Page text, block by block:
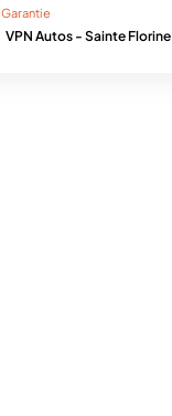
Garantie
VPN Autos - Sainte Florine